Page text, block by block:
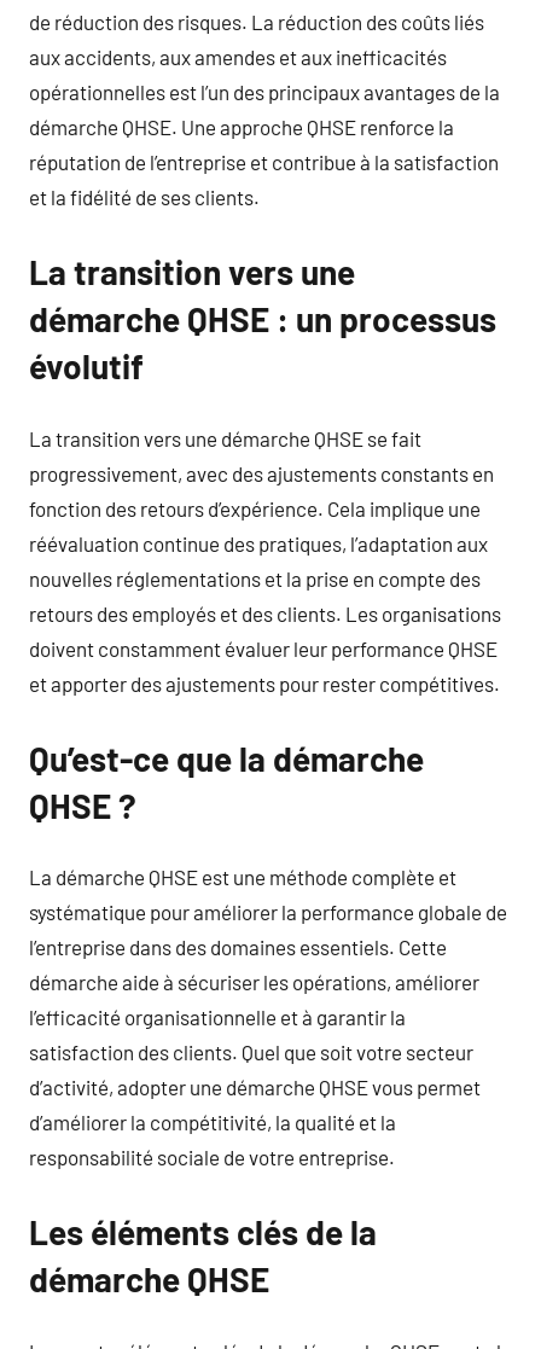
de réduction des risques. La réduction des coûts liés
aux accidents, aux amendes et aux inefficacités
opérationnelles est l’un des principaux avantages de la
démarche QHSE. Une approche QHSE renforce la
réputation de l’entreprise et contribue à la satisfaction
et la fidélité de ses clients.
La transition vers une
démarche QHSE : un processus
évolutif
La transition vers une démarche QHSE se fait
progressivement, avec des ajustements constants en
fonction des retours d’expérience. Cela implique une
réévaluation continue des pratiques, l’adaptation aux
nouvelles réglementations et la prise en compte des
retours des employés et des clients. Les organisations
doivent constamment évaluer leur performance QHSE
et apporter des ajustements pour rester compétitives.
Qu’est-ce que la démarche
QHSE ?
La démarche QHSE est une méthode complète et
systématique pour améliorer la performance globale de
l’entreprise dans des domaines essentiels. Cette
démarche aide à sécuriser les opérations, améliorer
l’efficacité organisationnelle et à garantir la
satisfaction des clients. Quel que soit votre secteur
d’activité, adopter une démarche QHSE vous permet
d’améliorer la compétitivité, la qualité et la
responsabilité sociale de votre entreprise.
Les éléments clés de la
démarche QHSE